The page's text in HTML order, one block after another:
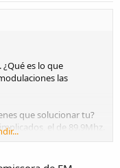
es lo que
las
que solucionar tu?
el de 89.9Mhz.
es no transmitir